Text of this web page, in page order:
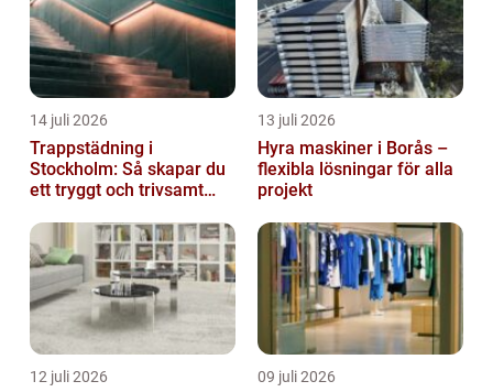
14 juli 2026
Trappstädning i
Stockholm: Så skapar du
ett tryggt och trivsamt
13 juli 2026
Hyra maskiner i Borås –
flexibla lösningar för alla
projekt
12 juli 2026 09 juli 2026